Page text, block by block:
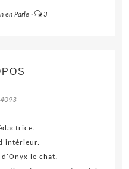
en Parle · 3
le chat.